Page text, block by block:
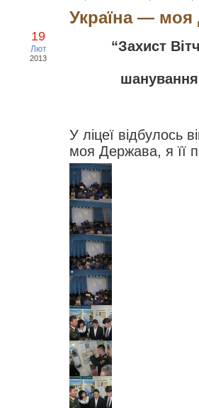
19
Лют
2013
Україна — моя
“Захист
шанування
У ліцеї відбулось
моя Держава, я її